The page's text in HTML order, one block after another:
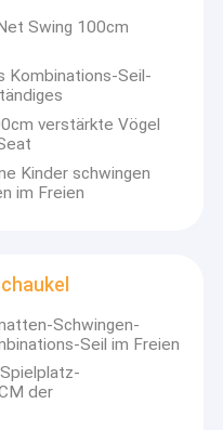
Swing 100cm
Kombinations-Seil-
verstärkte Vögel
Kinder schwingen
im Freien
Schwingen-
Seil im Freien
der